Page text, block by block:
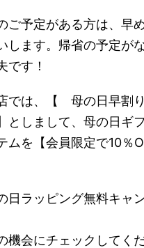
ご予定がある方は、早
します。帰省の予定が
です！
では、【 母の日早割
しまして、母の日ギ
ムを【会員限定で10％
日ラッピング無料キャ
機会にチェックしてく